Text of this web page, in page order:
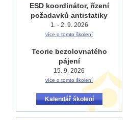
ESD koordinátor, řízení
požadavků antistatiky
1. - 2. 9. 2026
více o tomto školení
Teorie bezolovnatého
pájení
15. 9. 2026
více o tomto školení
Kalendář školení